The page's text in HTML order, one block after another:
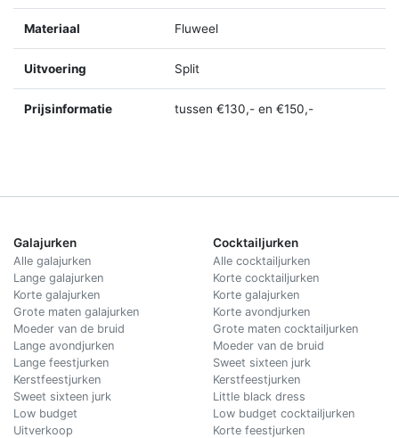
Materiaal Fluweel
Uitvoering Split
Prijsinformatie tussen €130,- en €150,-
Galajurken
Alle galajurken
Lange galajurken
Korte galajurken
Grote maten galajurken
Moeder van de bruid
Lange avondjurken
Lange feestjurken
Kerstfeestjurken
Sweet sixteen jurk
Low budget
Uitverkoop
Cocktailjurken
Alle cocktailjurken
Korte cocktailjurken
Korte galajurken
Korte avondjurken
Grote maten cocktailjurken
Moeder van de bruid
Sweet sixteen jurk
Kerstfeestjurken
Little black dress
Low budget cocktailjurken
Korte feestjurken